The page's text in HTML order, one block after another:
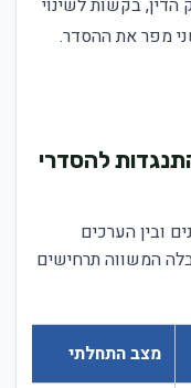
בקשות לשינוי
מפר את ההסדר.
להסדרי
ובין הערכים
המשווה תרחישים
מצב התחלתי